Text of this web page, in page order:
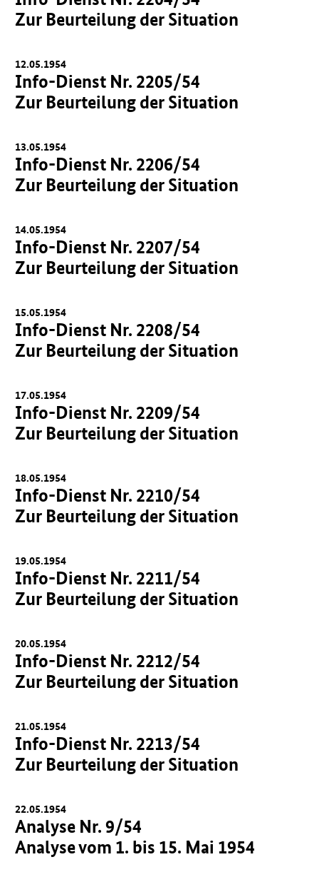
Zur Beurteilung der Situation
12.05.1954
Info-Dienst Nr. 2205/54
Zur Beurteilung der Situation
13.05.1954
Info-Dienst Nr. 2206/54
Zur Beurteilung der Situation
14.05.1954
Info-Dienst Nr. 2207/54
Zur Beurteilung der Situation
15.05.1954
Info-Dienst Nr. 2208/54
Zur Beurteilung der Situation
17.05.1954
Info-Dienst Nr. 2209/54
Zur Beurteilung der Situation
18.05.1954
Info-Dienst Nr. 2210/54
Zur Beurteilung der Situation
19.05.1954
Info-Dienst Nr. 2211/54
Zur Beurteilung der Situation
20.05.1954
Info-Dienst Nr. 2212/54
Zur Beurteilung der Situation
21.05.1954
Info-Dienst Nr. 2213/54
Zur Beurteilung der Situation
22.05.1954
Analyse Nr. 9/54
Analyse vom 1. bis 15. Mai 1954